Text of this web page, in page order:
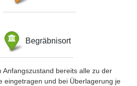
Begräbnisort
Anfangszustand bereits alle zu der
eingetragen und bei Überlagerung je